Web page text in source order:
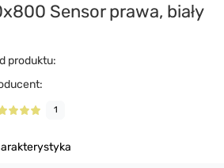
Sensor prawa, biały
produktu:
1